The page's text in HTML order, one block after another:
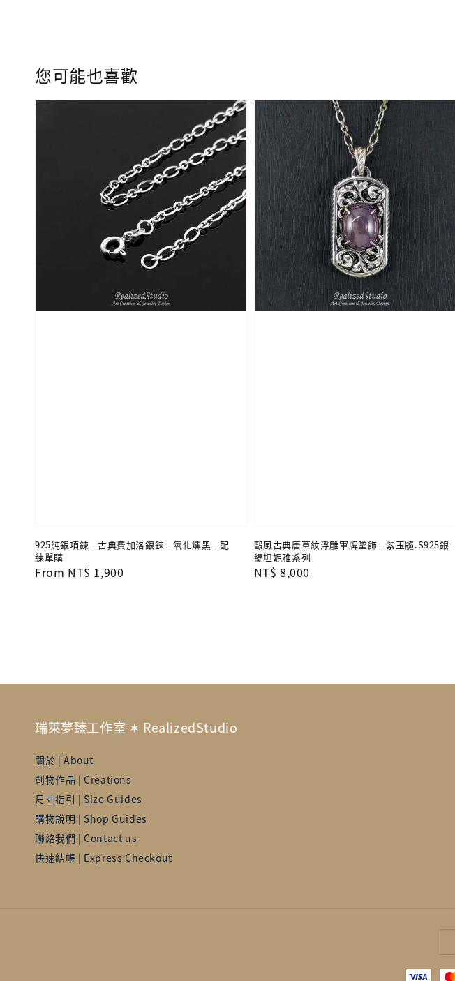
您可能也喜歡
925純銀項鍊 - 古典費加洛銀鍊 - 氧化燻黑 - 配
練單購
Regular
From NT$ 1,900
毆風古典唐草紋浮雕軍牌墜飾 - 紫玉髓.S925銀 -
緹坦妮雅系列
Regular
NT$ 8,000
瑞萊夢臻工作室 ✶ RealizedStudio
關於 | About
創物作品 | Creations
尺寸指引 | Size Guides
購物說明 | Shop Guides
聯絡我們 | Contact us
快速結帳 | Express Checkout